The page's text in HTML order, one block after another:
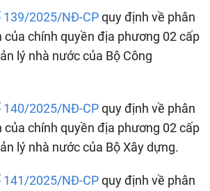
139/2025/NĐ-CPquy định về phân
chính quyền địa phương 02 cấp
lý nhà nước của Bộ Công
140/2025/NĐ-CPquy định về phân
chính quyền địa phương 02 cấp
lý nhà nước của Bộ Xây dựng.
141/2025/NĐ-CPquy định về phân